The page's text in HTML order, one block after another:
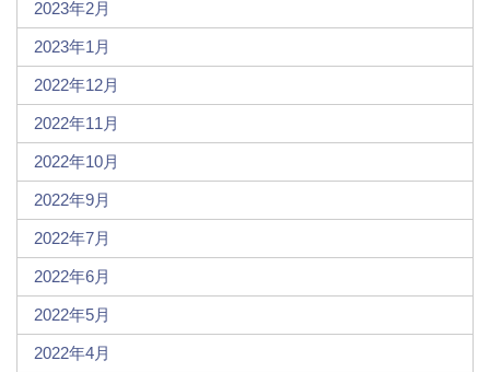
2023年2月
2023年1月
2022年12月
2022年11月
2022年10月
2022年9月
2022年7月
2022年6月
2022年5月
2022年4月